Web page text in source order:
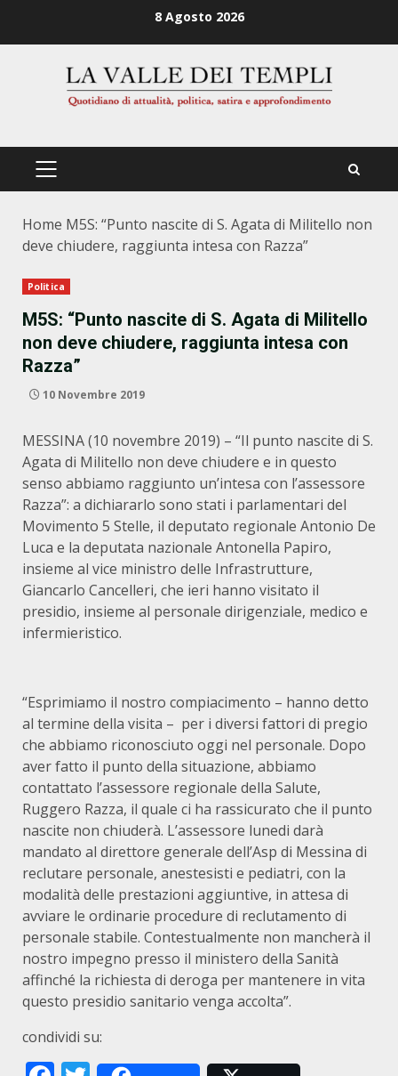
8 Agosto 2026
PRIMÄRES
Home M5S: “Punto nascite di S. Agata di Militello non
deve chiudere, raggiunta intesa con Razza”
Politica
M5S: “Punto nascite di S. Agata di Militello
non deve chiudere, raggiunta intesa con
Razza”
10 Novembre 2019
MESSINA (10 novembre 2019) – “Il punto nascite di S.
Agata di Militello non deve chiudere e in questo
senso abbiamo raggiunto un’intesa con l’assessore
Razza”: a dichiararlo sono stati i parlamentari del
Movimento 5 Stelle, il deputato regionale Antonio De
Luca e la deputata nazionale Antonella Papiro,
insieme al vice ministro delle Infrastrutture,
Giancarlo Cancelleri, che ieri hanno visitato il
presidio, insieme al personale dirigenziale, medico e
infermieristico.
“Esprimiamo il nostro compiacimento – hanno detto
al termine della visita – per i diversi fattori di pregio
che abbiamo riconosciuto oggi nel personale. Dopo
aver fatto il punto della situazione, abbiamo
contattato l’assessore regionale della Salute,
Ruggero Razza, il quale ci ha rassicurato che il punto
nascite non chiuderà. L’assessore lunedi darà
mandato al direttore generale dell’Asp di Messina di
reclutare personale, anestesisti e pediatri, con la
modalità delle prestazioni aggiuntive, in attesa di
avviare le ordinarie procedure di reclutamento di
personale stabile. Contestualmente non mancherà il
nostro impegno presso il ministero della Sanità
affinché la richiesta di deroga per mantenere in vita
questo presidio sanitario venga accolta”.
condividi su: